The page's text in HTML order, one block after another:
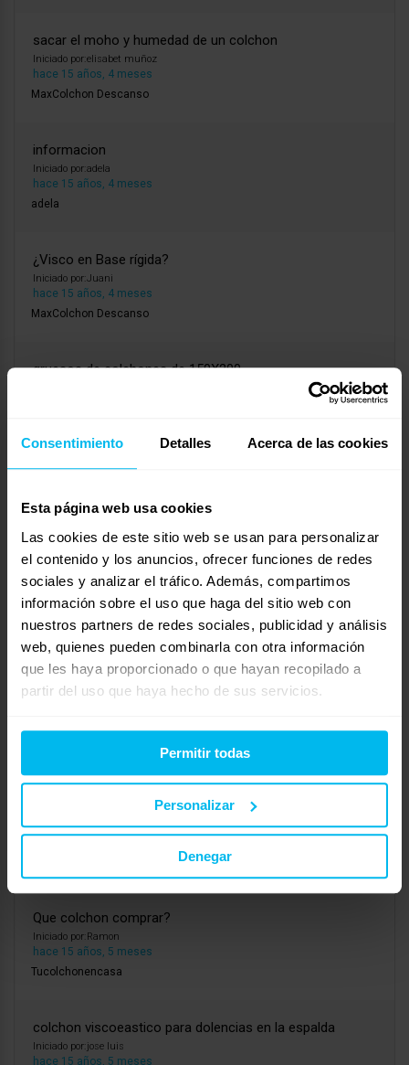
Consentimiento Detalles Acerca de las cookies
Esta página web usa cookies
Las cookies de este sitio web se usan para personalizar
el contenido y los anuncios, ofrecer funciones de redes
sociales y analizar el tráfico. Además, compartimos
información sobre el uso que haga del sitio web con
nuestros partners de redes sociales, publicidad y análisis
web, quienes pueden combinarla con otra información
que les haya proporcionado o que hayan recopilado a
partir del uso que haya hecho de sus servicios.
Permitir todas
Personalizar
Denegar
sacar el moho y humedad de un colchon
Iniciado por:elisabet muñoz
hace 15 años, 4 meses
MaxColchon Descanso
informacion
Iniciado por:adela
hace 15 años, 4 meses
adela
¿Visco en Base rígida?
Iniciado por:Juani
hace 15 años, 4 meses
MaxColchon Descanso
gruesos de colchones de 150X200
hace 15 años, 4 meses
maría arrieta
DUDA DE VISCO
Iniciado por:MARIMAR
hace 15 años, 5 meses
MaxColchon Descanso
Bultex Falcon o flex ultimate visco chic
hace 15 años, 5 meses
Iniciado por:Antoni
Que colchon comprar?
Iniciado por:Ramon
hace 15 años, 5 meses
Tucolchonencasa
colchon viscoeastico para dolencias en la espalda
Iniciado por:jose luis
hace 15 años, 5 meses